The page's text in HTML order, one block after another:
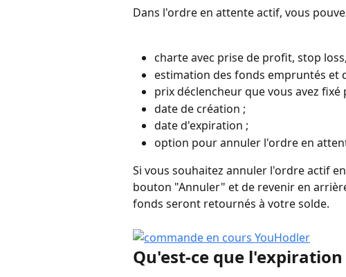
Dans l'ordre en attente actif, vous
charte avec prise de profit, stop
estimation des fonds empruntés et
prix déclencheur que vous avez
date de création ;
date d'expiration ;
option pour annuler l'ordre en
Si vous souhaitez annuler l'ordre actif
bouton "Annuler" et de revenir en
fonds seront retournés à votre solde.
Qu'est-ce que